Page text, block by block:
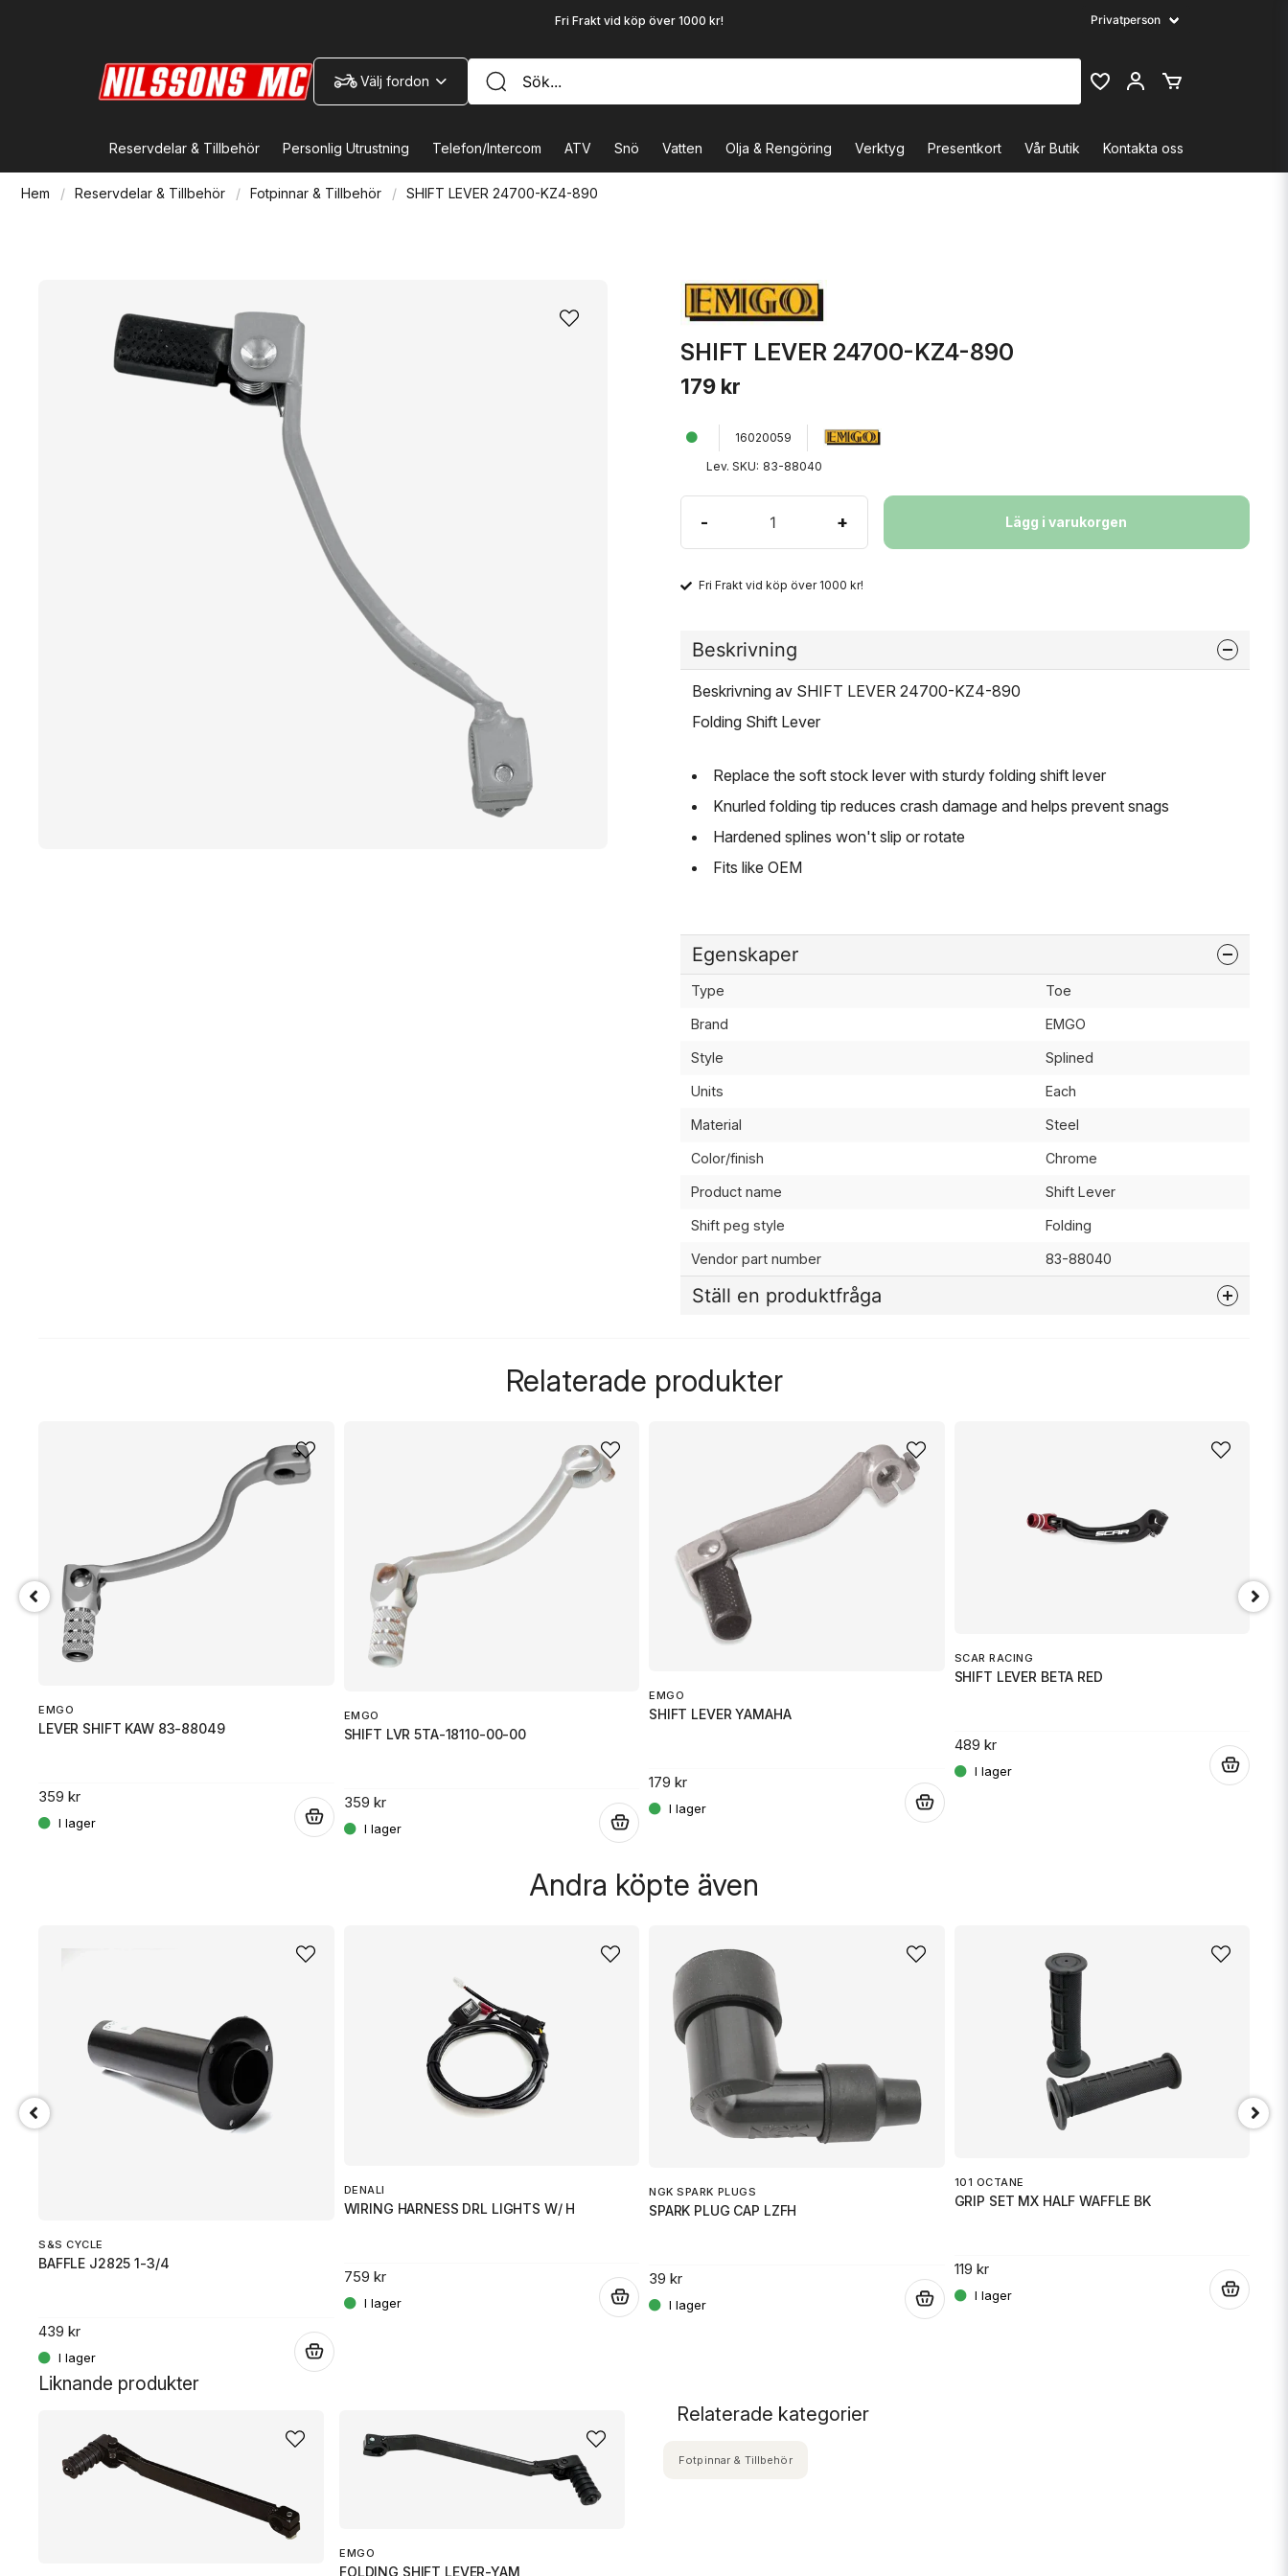
Fri Frakt vid köp över 1000 kr!
Välj fordon
Reservdelar & Tillbehör Personlig Utrustning Telefon/Intercom ATV Snö Vatten Olja & Rengöring Verktyg Presentkort Vår Butik Kontakta oss
Hem Reservdelar & Tillbehör Fotpinnar & Tillbehör SHIFT LEVER 24700-KZ4-890
SHIFT LEVER 24700-KZ4-890
179 kr
16020059
Lev. SKU: 83-88040
- + Lägg i varukorgen
Fri Frakt vid köp över 1000 kr!
Beskrivning
Beskrivning av SHIFT LEVER 24700-KZ4-890
Folding Shift Lever
Replace the soft stock lever with sturdy folding shift lever
Knurled folding tip reduces crash damage and helps prevent snags
Hardened splines won't slip or rotate
Fits like OEM
Egenskaper
Type Toe
Brand EMGO
Style Splined
Units Each
Material Steel
Color/finish Chrome
Product name Shift Lever
Shift peg style Folding
Vendor part number 83-88040
Ställ en produktfråga
Ja, ni får publicera min fråga
Relaterade produkter
EMGO
LEVER SHIFT KAW 83-88049
359 kr
EMGO
SHIFT LVR 5TA-18110-00-00
359 kr
EMGO
SHIFT LEVER YAMAHA
179 kr
SCAR RACING
SHIFT LEVER BETA RED
489 kr
Andra köpte även
S&S CYCLE
BAFFLE J2825 1-3/4
439 kr
DENALI
WIRING HARNESS DRL LIGHTS W/ H
759 kr
NGK SPARK PLUGS
SPARK PLUG CAP LZFH
39 kr
101 OCTANE
GRIP SET MX HALF WAFFLE BK
119 kr
Liknande produkter
EMGO
FOLDING SHIFT LEVER-YAM
Relaterade kategorier
Fotpinnar & Tillbehör